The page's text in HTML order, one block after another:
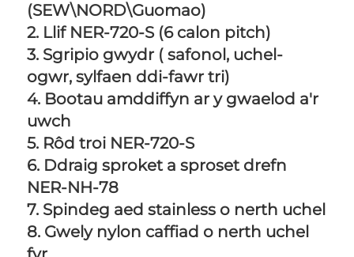
(SEW\NORD\Guomao)
2. Llif NER-720-S (6 calon pitch)
3. Sgripio gwydr ( safonol, uchel-
ogwr, sylfaen ddi-fawr tri)
4. Bootau amddiffyn ar y gwaelod a'r
uwch
5. Rôd troi NER-720-S
6. Ddraig sproket a sproset drefn
NER-NH-78
8. Gwely nylon caffiad o nerth uchel